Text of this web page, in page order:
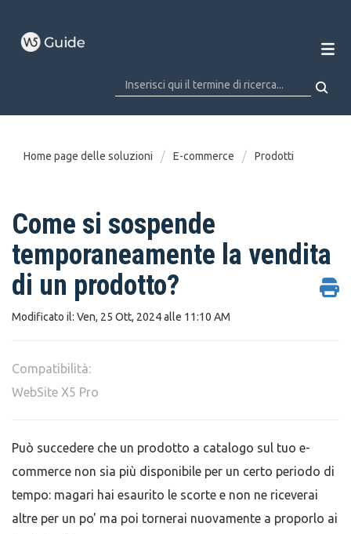
Home page delle soluzioni E-commerce Prodotti
Come si sospende
temporaneamente la vendita
di un prodotto?
Modificato il: Ven, 25 Ott, 2024 alle 11:10 AM
Compatibilità:
WebSite X5 Pro
Può succedere che un prodotto a catalogo sul tuo e-
commerce non sia più disponibile per un certo periodo di
tempo: magari hai esaurito le scorte e non ne riceverai
altre per un po' ma poi tornerai nuovamente a proporlo ai